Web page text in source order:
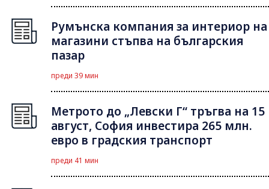
Румънска компания за интериор на
магазини стъпва на българския
пазар
преди 39 мин
Метрото до „Левски Г“ тръгва на 15
август, София инвестира 265 млн.
евро в градския транспорт
преди 41 мин